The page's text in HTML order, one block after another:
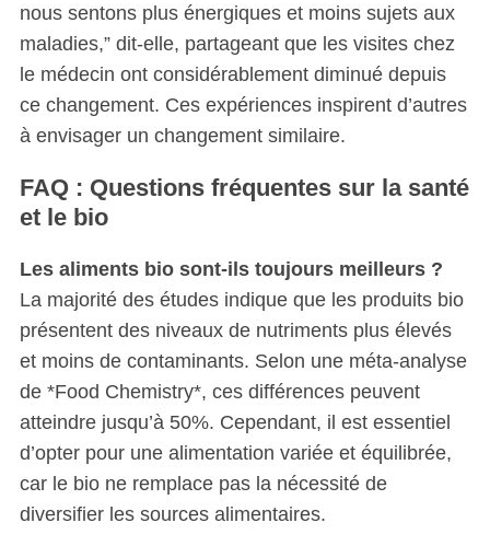
nous sentons plus énergiques et moins sujets aux
maladies,” dit-elle, partageant que les visites chez
le médecin ont considérablement diminué depuis
ce changement. Ces expériences inspirent d’autres
à envisager un changement similaire.
FAQ : Questions fréquentes sur la santé
et le bio
Les aliments bio sont-ils toujours meilleurs ?
La majorité des études indique que les produits bio
présentent des niveaux de nutriments plus élevés
et moins de contaminants. Selon une méta-analyse
de *Food Chemistry*, ces différences peuvent
atteindre jusqu’à 50%. Cependant, il est essentiel
d’opter pour une alimentation variée et équilibrée,
car le bio ne remplace pas la nécessité de
diversifier les sources alimentaires.